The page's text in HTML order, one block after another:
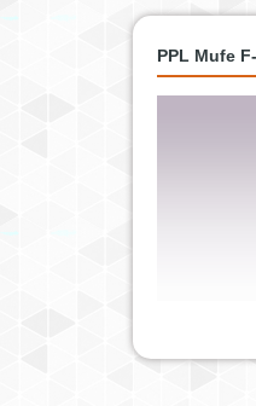
PPL Mufe